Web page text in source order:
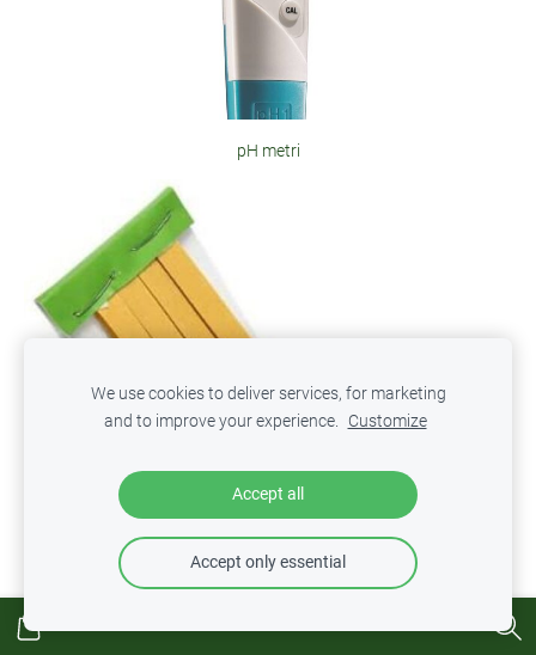
pH metri
We use cookies to deliver services, for marketing
and to improve your experience. Customize
Accept all
Accept only essential